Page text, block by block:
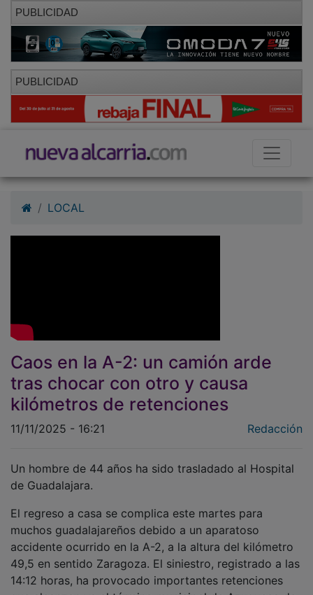
PUBLICIDAD
PUBLICIDAD
Caos en la A-2: un camión arde
tras chocar con otro y causa
kilómetros de retenciones
de Guadalajara.
muchos guadalajareños debido a un aparatoso
accidente ocurrido en la A-2, a la altura del kilómetro
49,5 en sentido Zaragoza. El siniestro, registrado a las
14:12 horas, ha provocado importantes retenciones
que alcanzan ya el término municipal de Azuqueca de